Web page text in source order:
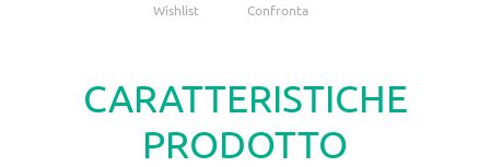
Wishlist Confronta
CARATTERISTICHE
PRODOTTO